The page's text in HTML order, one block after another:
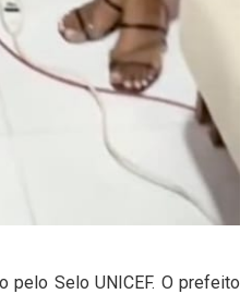
pelo Selo UNICEF. O prefeito